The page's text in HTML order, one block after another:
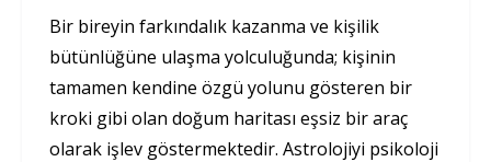
Bir bireyin farkındalık kazanma ve kişilik
bütünlüğüne ulaşma yolculuğunda; kişinin
tamamen kendine özgü yolunu gösteren bir
kroki gibi olan doğum haritası eşsiz bir araç
olarak işlev göstermektedir. Astrolojiyi psikoloji